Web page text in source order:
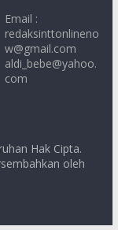
Email :
redaksinttonlineno
w@gmail.com
aldi_bebe@yahoo.
com
Hak Cipta.
oleh